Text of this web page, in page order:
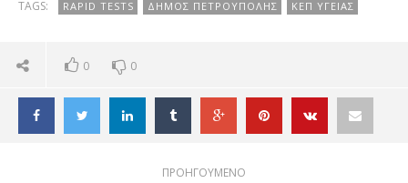
ΤΟΝ ΕΟΔΥ
TAGS: RAPID TESTS ΔΗΜΟΣ ΠΕΤΡΟΥΠΟΛΗΣ ΚΕΠ ΥΓΕΙΑΣ
0 0
ΠΡΟΗΓΟΥΜΕΝΟ